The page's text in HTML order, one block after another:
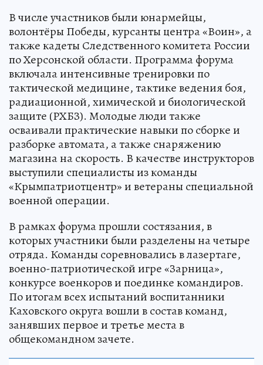
В числе участников были юнармейцы,
волонтёры Победы, курсанты центра «Воин», а
также кадеты Следственного комитета России
по Херсонской области. Программа форума
включала интенсивные тренировки по
тактической медицине, тактике ведения боя,
радиационной, химической и биологической
защите (РХБЗ). Молодые люди также
осваивали практические навыки по сборке и
разборке автомата, а также снаряжению
магазина на скорость. В качестве инструкторов
выступили специалисты из команды
«Крымпатриотцентр» и ветераны специальной
военной операции.
В рамках форума прошли состязания, в
которых участники были разделены на четыре
отряда. Команды соревновались в лазертаге,
военно-патриотической игре «Зарница»,
конкурсе военкоров и поединке командиров.
По итогам всех испытаний воспитанники
Каховского округа вошли в состав команд,
занявших первое и третье места в
общекомандном зачете.